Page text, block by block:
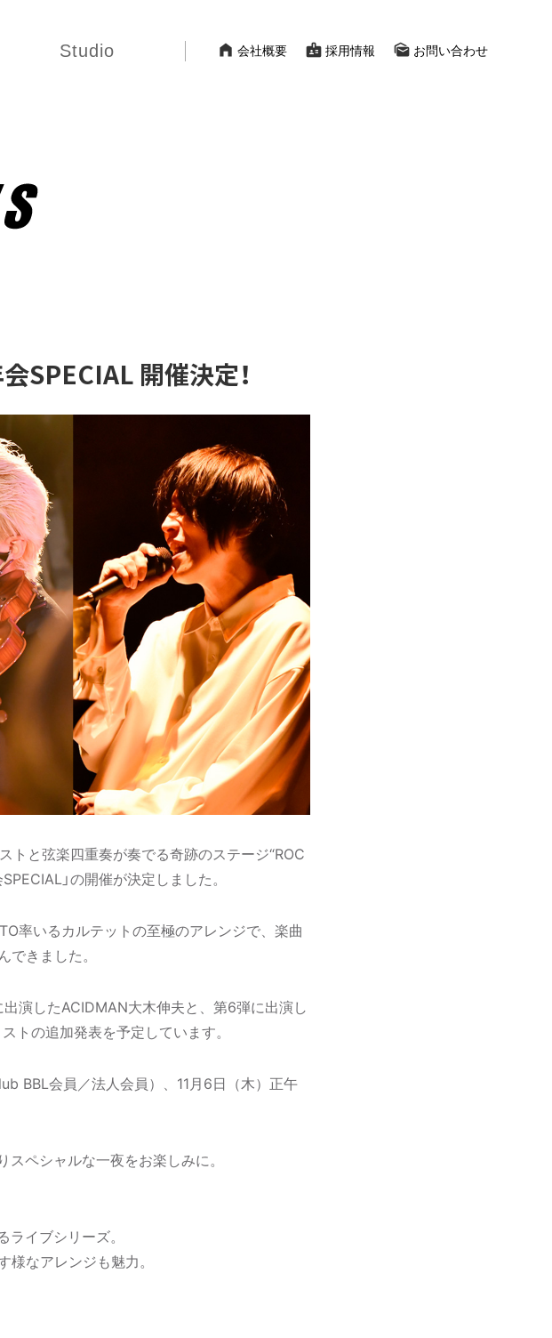
Studio home_filled 会社概要 badge 採用情報 mark_as_unread お問い合わせ
SPECIAL 開催決定！
トと弦楽四重奏が奏でる奇跡のステージ“ROC
」の開催が決定しました。
率いるカルテットの至極のアレンジで、楽曲
きました。
演したACIDMAN大木伸夫と、第6弾に出演し
トの追加発表を予定しています。
BBL会員／法人会員）、11月6日（木）正午
スペシャルな一夜をお楽しみに。
イブシリーズ。
なアレンジも魅力。